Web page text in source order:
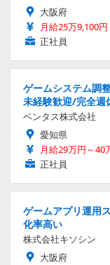
大阪府
月給25万9,100
正社員
ゲームシステム調
未経験歓迎/完全週
ベンタス株式会社
愛知県
月給29万円～40
正社員
ゲームアプリ運用
化率高い
株式会社キソシン
大阪府